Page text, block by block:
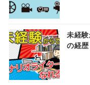
未経
の経歴